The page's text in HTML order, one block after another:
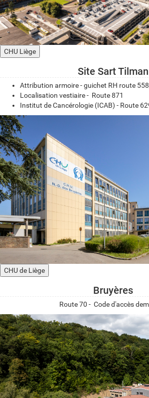
CHU Liège
Site Sart Tilman
Attribution armoire - guichet RH route
Localisation vestiaire - Route 871
Institut de Cancérologie (ICAB) - Route
CHU de Liège
Bruyères
Route 70 - Code d'accès